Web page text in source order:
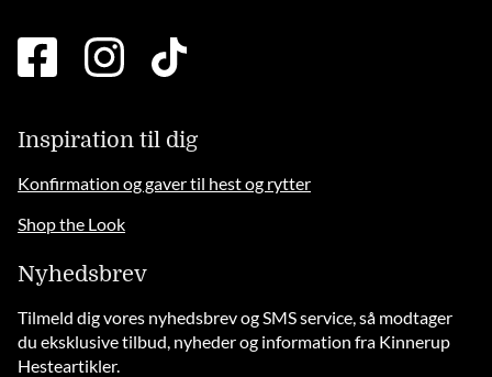
facebook
square
instagramtiktok
Inspiration til dig
Konfirmation og gaver til hest og rytter
Shop the Look
Nyhedsbrev
Tilmeld dig vores nyhedsbrev og SMS service, så modtager
du eksklusive tilbud, nyheder og information fra Kinnerup
Hesteartikler.